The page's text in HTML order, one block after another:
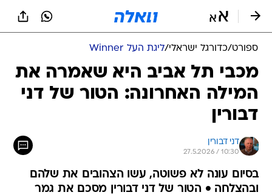
ספורט/כדורגל ישראלי/ליגת העל Winner
מכבי תל אביב היא שאמרה את
המילה האחרונה: הטור של דני
דבורין
דני דבורין
27.5.2026 / 10:30
בסיום עונה לא פשוטה, עשו הצהובים את שלהם
ובהצלחה • הטור של דני דבורין מסכם את גמר